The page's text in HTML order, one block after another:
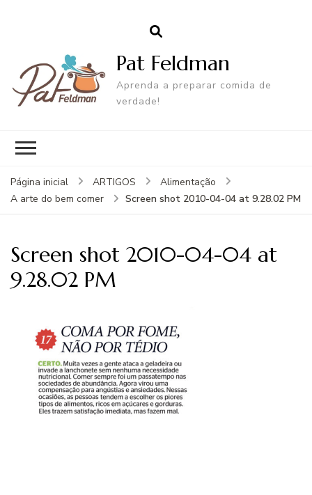
Pat Feldman
Aprenda a preparar comida de
verdade!
Página inicial ARTIGOS
Alimentação
A arte do bem comer
Screen shot 2010-04-04 at 9.28.02 PM
Screen shot 2010-04-04 at
9.28.02 PM